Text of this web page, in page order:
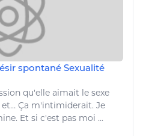
spontané Sexualité
qu'elle aimait le sexe
Ça m'intimiderait. Je
Et si c'est pas moi ...